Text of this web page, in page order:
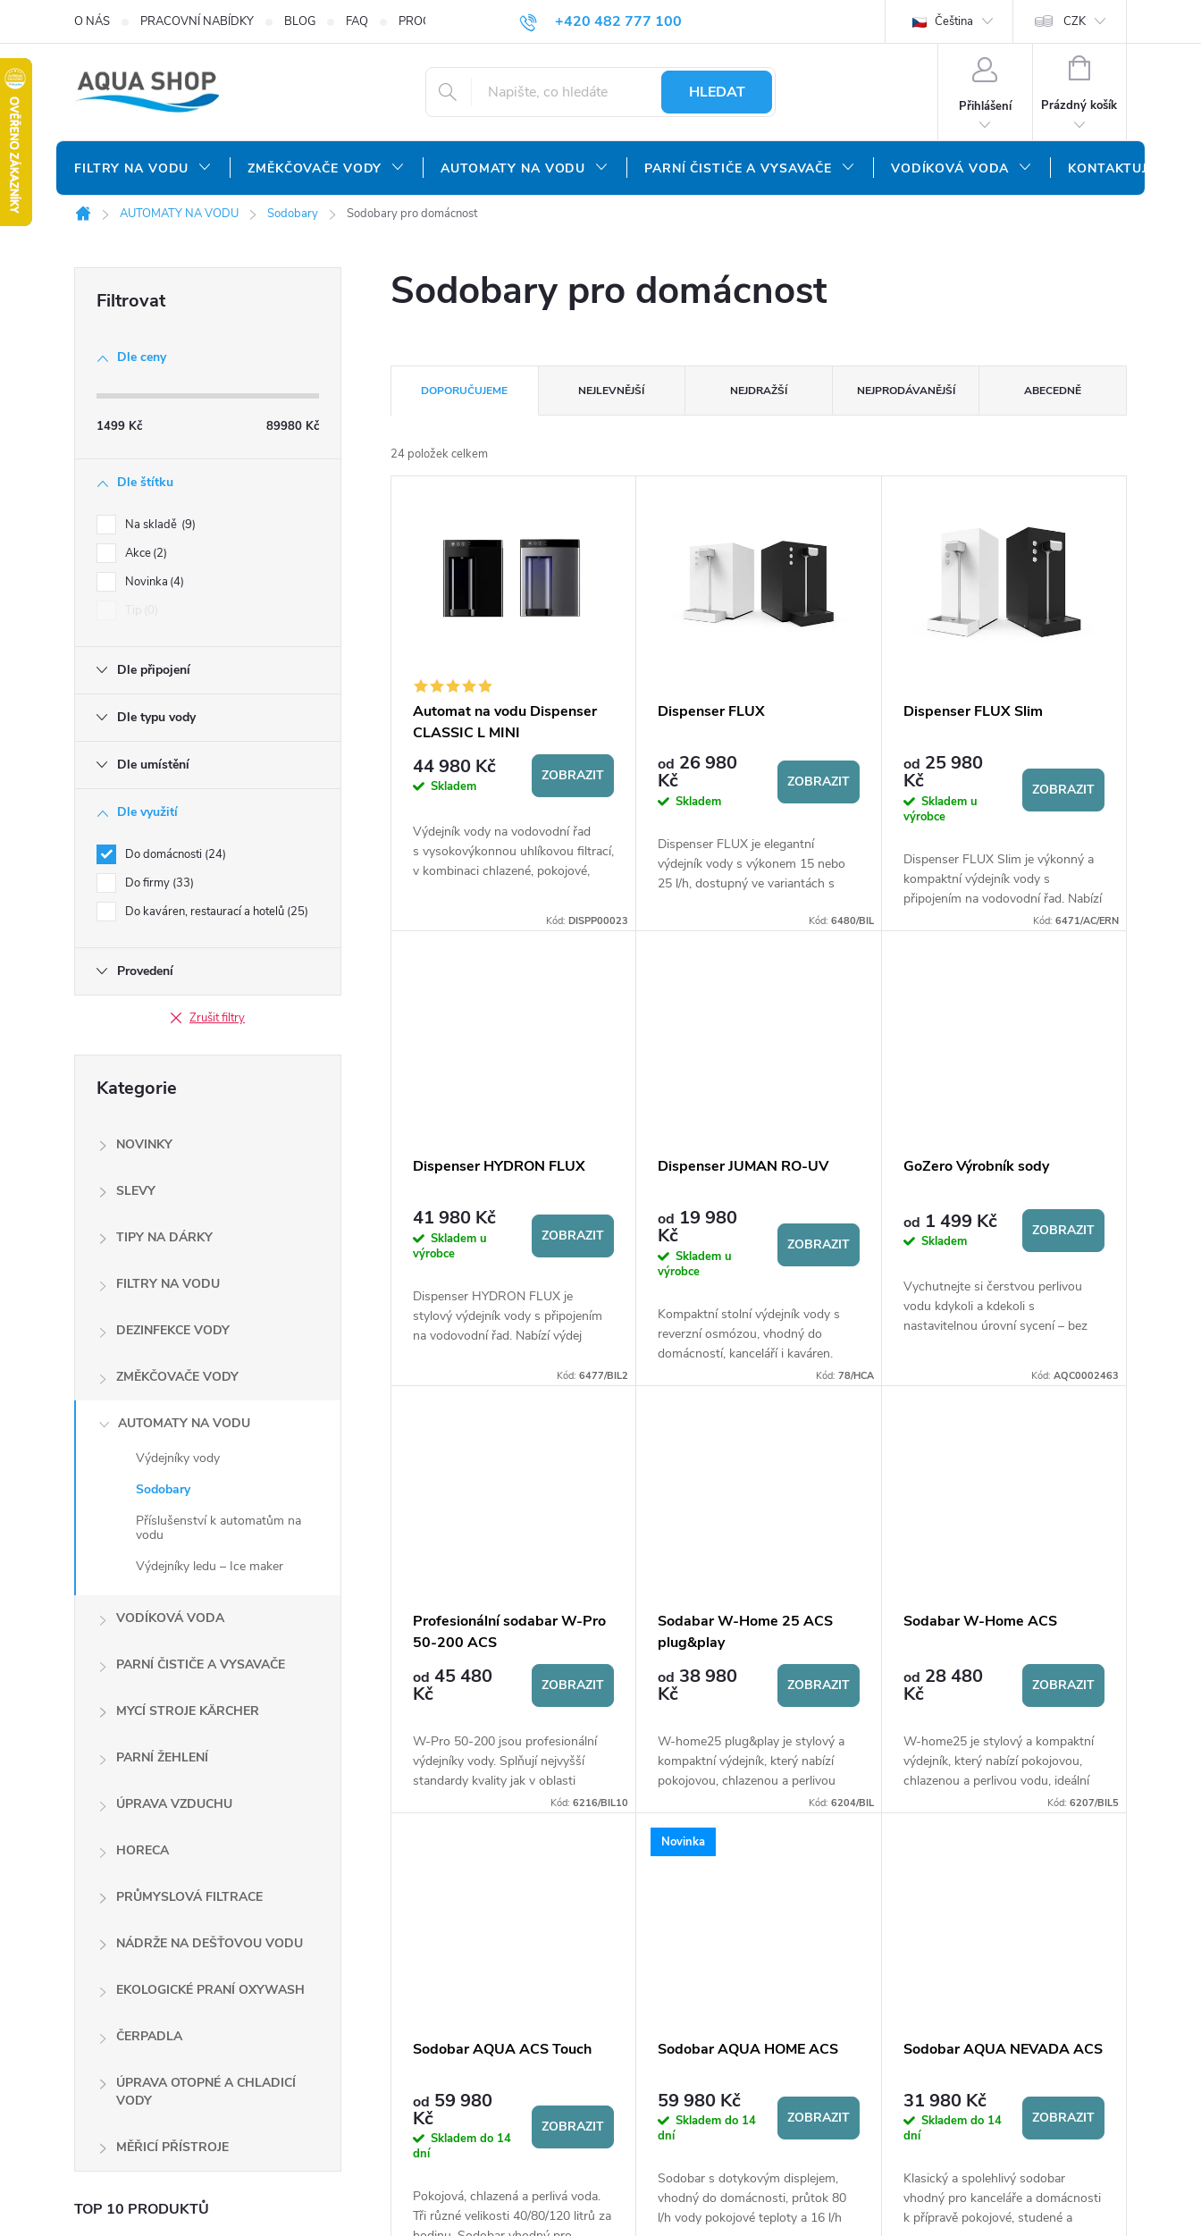
obsah
+420 482 777 100
objednavky@agroaquapro.cz
O NÁS PRACOVNÍ NABÍDKY BLOG FAQ PROČ NAKUPOVAT U NÁS? DOPRAVA A PLATBA OCHRANA OSOBNÍCH ÚDAJŮ NÁŠ SLOVENSKÝ E-
Čeština CZK
HLEDAT
Přihlášení
NÁKUPNÍ
Prázdný košík
FILTRY NA VODU ZMĚKČOVAČE VODY AUTOMATY NA VODU PARNÍ ČISTIČE A VYSAVAČE VODÍKOVÁ VODA KONTAKTUJTE NÁS
Domů
AUTOMATY NA VODU Sodobary Sodobary pro domácnost
Dle ceny
1499 Kč 89980 Kč
Dle štítku
Na skladě 9
Akce 2
Novinka 4
Dle připojení
Dle typu vody
Dle umístění
Dle využití
Do domácnosti 24
Do firmy 33
Do kaváren, restaurací a hotelů 25
Provedení
Zrušit filtry
kategorie
Kategorie
NOVINKY
SLEVY
TIPY NA DÁRKY
FILTRY NA VODU
DEZINFEKCE VODY
ZMĚKČOVAČE VODY
AUTOMATY NA VODU
Výdejníky vody
Sodobary
Příslušenství k automatům na
vodu
Výdejníky ledu – Ice maker
VODÍKOVÁ VODA
PARNÍ ČISTIČE A VYSAVAČE
MYCÍ STROJE KÄRCHER
PARNÍ ŽEHLENÍ
ÚPRAVA VZDUCHU
HORECA
PRŮMYSLOVÁ FILTRACE
NÁDRŽE NA DEŠŤOVOU VODU
EKOLOGICKÉ PRANÍ OXYWASH
ČERPADLA
ÚPRAVA OTOPNÉ A CHLADICÍ
VODY
MĚŘICÍ PŘÍSTROJE
TOP 10 PRODUKTŮ
Sodobary pro domácnost
a
z
t
DOPORUČUJEME NEJLEVNĚJŠÍ NEJDRAŽŠÍ NEJPRODÁVANĚJŠÍ ABECEDNĚ
24 položek celkem
k
Automat na vodu Dispenser
CLASSIC L MINI
44 980 Kč
Skladem
ZOBRAZIT
Výdejník vody na vodovodní řad
s vysokovýkonnou uhlíkovou filtrací,
v kombinaci chlazené, pokojové,
Díky své vyšší...
Kód:DISPP00023
Dispenser FLUX
od 26 980
Kč
Skladem
ZOBRAZIT
Dispenser FLUX je elegantní
výdejník vody s výkonem 15 nebo
25 l/h, dostupný ve variantách s
Kód: 6480/BIL
Dispenser FLUX Slim
od 25 980
Kč
Skladem u
výrobce
ZOBRAZIT
Dispenser FLUX Slim je výkonný a
kompaktní výdejník vody s
připojením na vodovodní řad. Nabízí
výdej pokojové, chlazené i perlivé
Kód: 6471/AC/ERN
Dispenser HYDRON FLUX
41 980 Kč
Skladem u
výrobce
ZOBRAZIT
Dispenser HYDRON FLUX je
stylový výdejník vody s připojením
na vodovodní řad. Nabízí výdej
také vodíkové vody. Disponuje...
Kód:6477/BIL2
Dispenser JUMAN RO-UV
od 19 980
Kč
Skladem u
výrobce
ZOBRAZIT
Kompaktní stolní výdejník vody s
reverzní osmózou, vhodný do
domácností, kanceláří i kaváren.
Nabízí výdej pokojové, horké,Kód: 78/HCA
GoZero Výrobník sody
od 1 499 Kč
Skladem
ZOBRAZIT
Vychutnejte si čerstvou perlivou
vodu kdykoli a kdekoli s
nastavitelnou úrovní sycení – bez
vody.
Kód: AQC0002463
Profesionální sodabar W-Pro
50-200 ACS
od 45 480
Kč ZOBRAZIT
W-Pro 50-200 jsou profesionální
výdejníky vody. Splňují nejvyšší
standardy kvality jak v oblasti
výkonu, tak zpracování. Jsou ideální
Kód:6216/BIL10
Sodabar W-Home 25 ACS
plug&play
od 38 980
Kč ZOBRAZIT
W-home25 plug&play je stylový a
kompaktní výdejník, který nabízí
pokojovou, chlazenou a perlivou
vodu, ideální pro domácnosti i
Kód: 6204/BIL
Sodabar W-Home ACS
od 28 480
Kč ZOBRAZIT
W-home25 je stylový a kompaktní
výdejník, který nabízí pokojovou,
chlazenou a perlivou vodu, ideální
pro domácnosti i menší kanceláře.
Kód: 6207/BIL5
Sodobar AQUA ACS Touch
od 59 980
Kč
Skladem do 14
dní
ZOBRAZIT
Pokojová, chlazená a perlivá voda.
Tři různé velikosti 40/80/120 litrů za
Novinka
Sodobar AQUA HOME ACS
59 980 Kč
Skladem do 14
dní
ZOBRAZIT
Sodobar s dotykovým displejem,
vhodný do domácnosti, průtok 80
l/h vody pokojové teploty a 16 l/h
Sodobar AQUA NEVADA ACS
31 980 Kč
Skladem do 14
dní
ZOBRAZIT
Klasický a spolehlivý sodobar
vhodný pro kanceláře a domácnosti
k přípravě pokojové, studené a